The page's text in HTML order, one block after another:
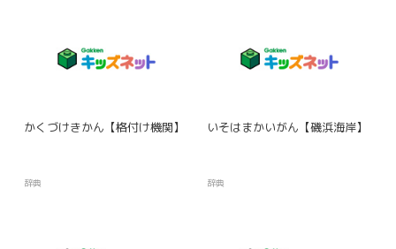
かくづけきかん【格付け機関】
辞典
いそはまかいがん【磯浜海岸】
辞典